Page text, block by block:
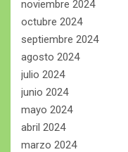
noviembre 2024
octubre 2024
septiembre 2024
agosto 2024
julio 2024
junio 2024
mayo 2024
abril 2024
marzo 2024